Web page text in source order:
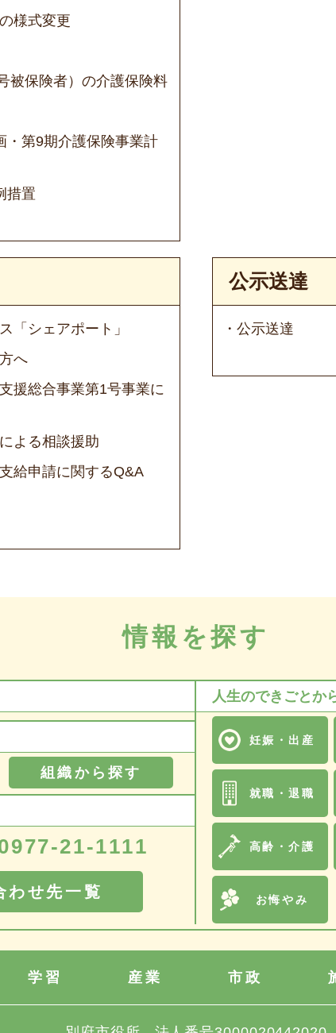
様式変更
被保険者）の介護保険料
・第9期介護保険事業計
措置
「シェアポート」
へ
援総合事業第1号事業に
よる相談援助
給申請に関するQ&A
公示送達
公示送達
情報を探す
組織から探す
21-1111
わせ先一覧
人生のできごとか
妊娠・出産
就職・退職
高齢・介護
お悔やみ
学習 産業 市政